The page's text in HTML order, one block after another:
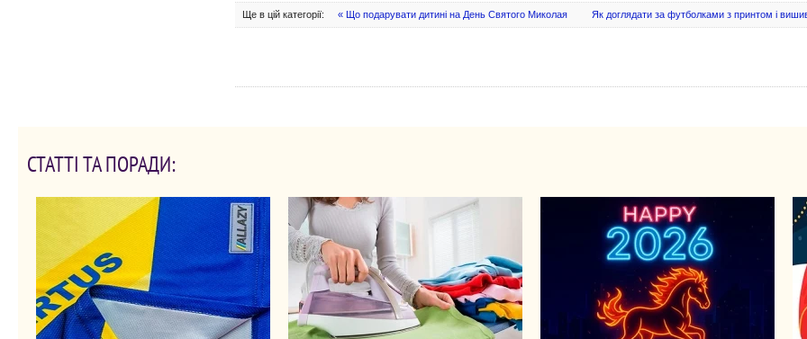
Ще в цій категорії: « Що подарувати дитині на День Святого Миколая Як доглядати за футболками з принтом і
СТАТТІ ТА ПОРАДИ: